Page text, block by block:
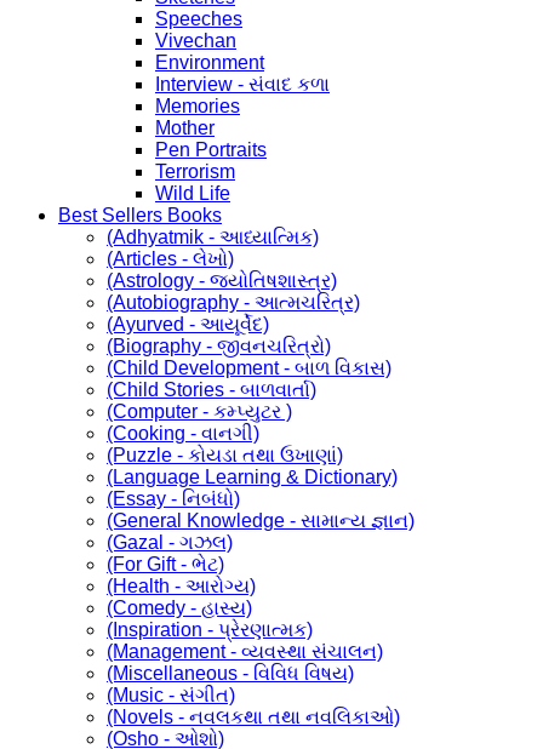
Speeches
Vivechan
Environment
Interview - સંવાદ કળા
Memories
Mother
Pen Portraits
Terrorism
Wild Life
Best Sellers Books
(Adhyatmik - આધ્યાત્મિક)
(Articles - લેખો)
(Astrology - જ્યોતિષશાસ્ત્ર)
(Autobiography - આત્મચરિત્ર)
(Ayurved - આયૂર્વેદ)
(Biography - જીવનચરિત્રો)
(Child Development - બાળ વિકાસ)
(Child Stories - બાળવાર્તા)
(Computer - કમ્પ્યુટર )
(Cooking - વાનગી)
(Puzzle - કોયડા તથા ઉખાણાં)
(Language Learning & Dictionary)
(Essay - નિબંધો)
(General Knowledge - સામાન્ય જ્ઞાન)
(Gazal - ગઝલ)
(For Gift - ભેટ)
(Health - આરોગ્ય)
(Comedy - હાસ્ય)
(Inspiration - પ્રેરણાત્મક)
(Management - વ્યવસ્થા સંચાલન)
(Miscellaneous - વિવિધ વિષય)
(Music - સંગીત)
(Novels - નવલકથા તથા નવલિકાઓ)
(Osho - ઓશો)